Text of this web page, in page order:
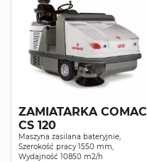
ZAMIATARKA COMAC
CS 120
Maszyna zasilana bateryjnie,
Szerokość pracy 1550 mm,
Wydajność 10850 m2/h